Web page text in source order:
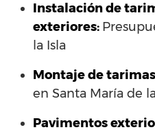
Instalación de
exteriores:
la Isla
Montaje de
en Santa María de
Pavimentos